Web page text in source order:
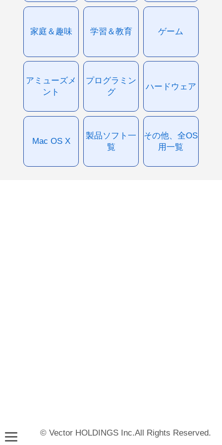
家庭＆趣味 学習＆教育 ゲーム
アミューズメ
ント
プログラミン
グ
ハードウェア
Mac OS X
製品ソフト一
覧
その他、全OS
用一覧
© Vector HOLDINGS Inc.All Rights Reserved.